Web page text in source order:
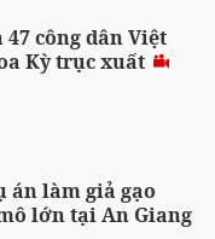
công dân Việt
Kỳ trục xuất
án làm giả gạo
lớn tại An Giang